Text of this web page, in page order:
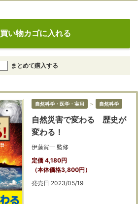
買い物カゴに入れる
まとめて購入する
自然科学・医学・実用 ＞ 自然科学
自然災害で変わる 歴史が
変わる！
伊藤賀一 監修
定価 4,180円
（本体価格3,800円）
発売日 2023/05/19